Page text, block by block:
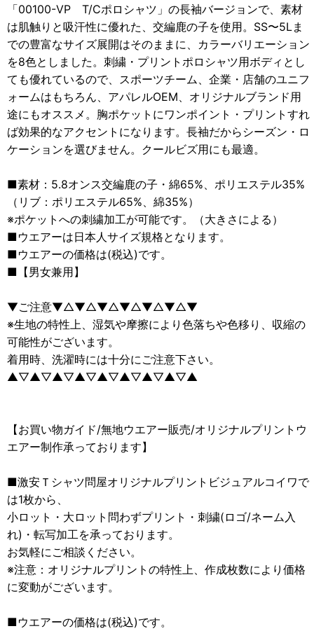
「00100-VP T/Cポロシャツ」の長袖バージョンで、素材
は肌触りと吸汗性に優れた、交編鹿の子を使用。SS〜5Lま
での豊富なサイズ展開はそのままに、カラーバリエーション
を8色としました。刺繍・プリントポロシャツ用ボディとし
ても優れているので、スポーツチーム、企業・店舗のユニフ
ォームはもちろん、アパレルOEM、オリジナルブランド用
途にもオススメ。胸ポケットにワンポイント・プリントすれ
ば効果的なアクセントになります。長袖だからシーズン・ロ
ケーションを選びません。クールビズ用にも最適。
■素材：5.8オンス交編鹿の子・綿65%、ポリエステル35%
（リブ：ポリエステル65%、綿35%）
※ポケットへの刺繍加工が可能です。（大きさによる）
■ウエアーは日本人サイズ規格となります。
■ウエアーの価格は(税込)です。
■【男女兼用】
▼ご注意▼△▼△▼△▼△▼△▼△▼
※生地の特性上、湿気や摩擦により色落ちや色移り、収縮の
可能性がございます。
着用時、洗濯時には十分にご注意下さい。
▲▽▲▽▲▽▲▽▲▽▲▽▲▽▲▽▲
【お買い物ガイド/無地ウエアー販売/オリジナルプリントウ
エアー制作承っております】
■激安Ｔシャツ問屋オリジナルプリントビジュアルコイワで
は1枚から、
小ロット・大ロット問わずプリント・刺繍(ロゴ/ネーム入
れ)・転写加工を承っております。
お気軽にご相談ください。
※注意：オリジナルプリントの特性上、作成枚数により価格
に変動がございます。
■ウエアーの価格は(税込)です。